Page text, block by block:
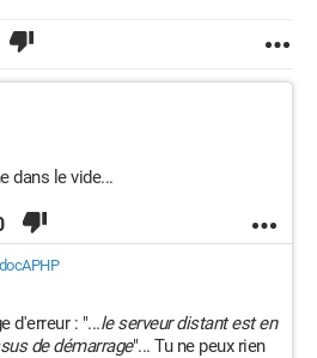
dans le vide...
docAPHP
d'erreur : "...le serveur distant est en
de démarrage"... Tu ne peux rien